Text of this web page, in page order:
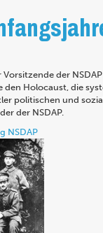
der
den Holocaust, die
politischen und
der NSDAP.
NSDAP